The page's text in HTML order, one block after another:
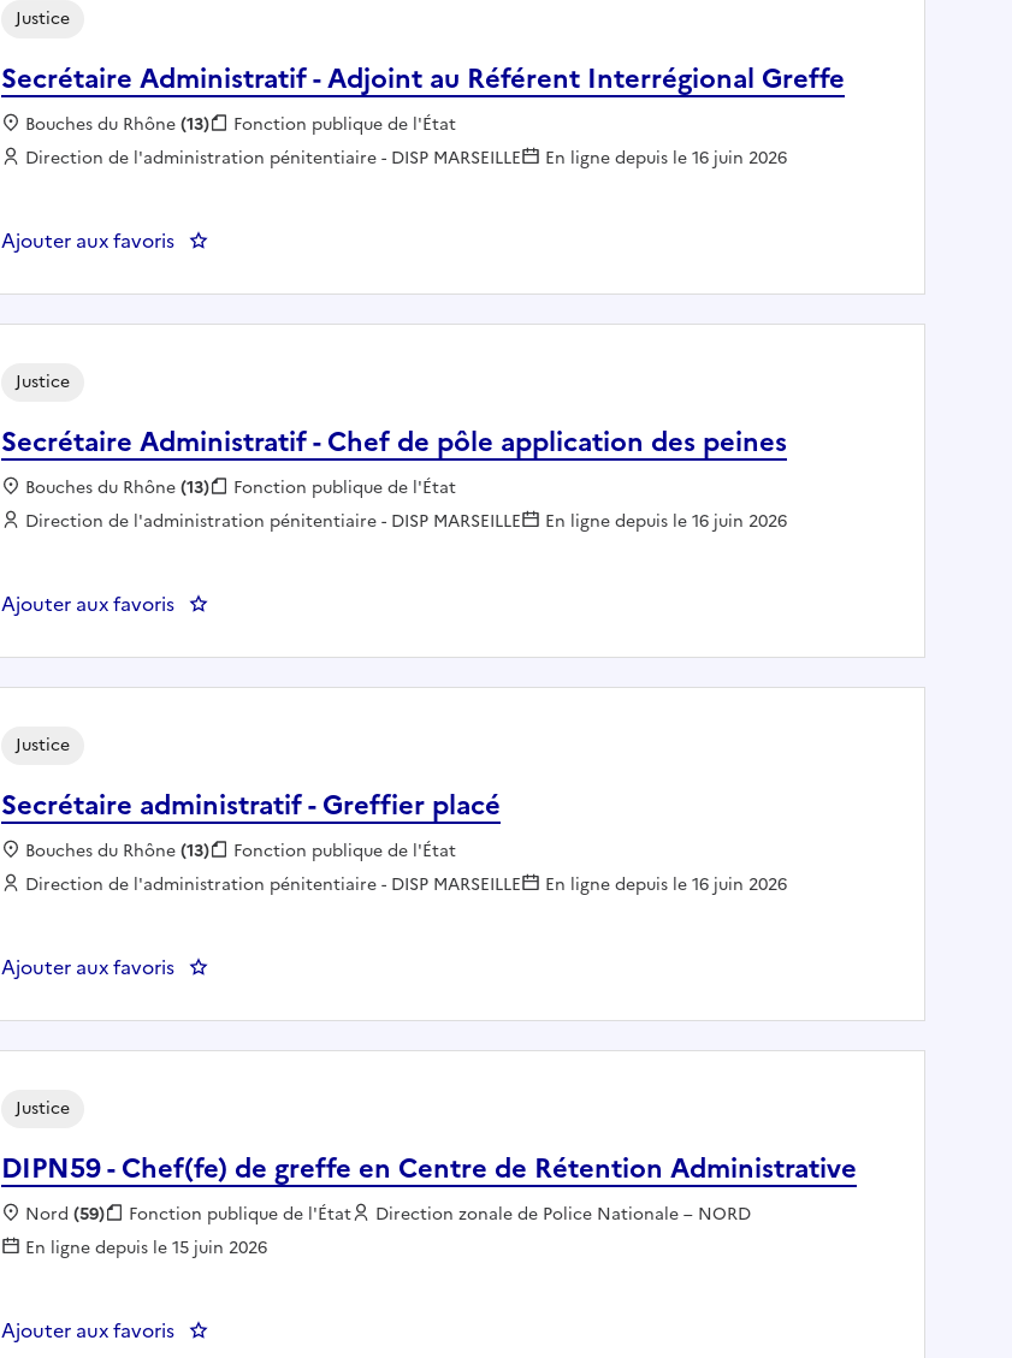
Secrétaire Administratif - Adjoint au Référent Interrégional Greffe
Justice
Localisation :
Bouches du Rhône(13) Fonction publique :
Fonction publique de l'État
Employeur :
Direction de l'administration pénitentiaire - DISP MARSEILLE En ligne depuis le 16 juin 2026
Ajouter aux favoris : Secrétaire Administratif - Adjoint au Référent Interrégional Greffe
Secrétaire Administratif - Chef de pôle application des peines
Justice
Localisation :
Bouches du Rhône(13) Fonction publique :
Fonction publique de l'État
Employeur :
Direction de l'administration pénitentiaire - DISP MARSEILLE En ligne depuis le 16 juin 2026
Ajouter aux favoris : Secrétaire Administratif - Chef de pôle application des peines
Secrétaire administratif - Greffier placé
Justice
Localisation :
Bouches du Rhône(13) Fonction publique :
Fonction publique de l'État
Employeur :
Direction de l'administration pénitentiaire - DISP MARSEILLE En ligne depuis le 16 juin 2026
Ajouter aux favoris : Secrétaire administratif - Greffier placé
DIPN59 - Chef(fe) de greffe en Centre de Rétention Administrative
Justice
Localisation :
Nord(59) Fonction publique :
Fonction publique de l'État Employeur :
Direction zonale de Police Nationale – NORD
En ligne depuis le 15 juin 2026
Ajouter aux favoris : DIPN59 - Chef(fe) de greffe en Centre de Rétention Administrative